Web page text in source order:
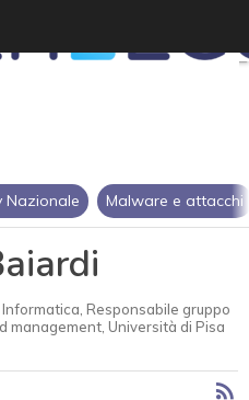
Nazionale Malware e attacchi
Responsabile gruppo
management, Università di Pisa